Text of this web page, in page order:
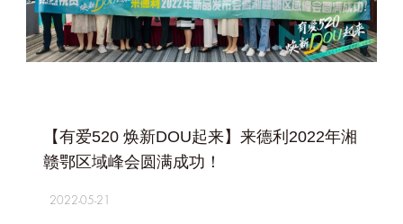
【有爱520 焕新DOU起来】来德利2022年湘
赣鄂区域峰会圆满成功！
2022-05-21